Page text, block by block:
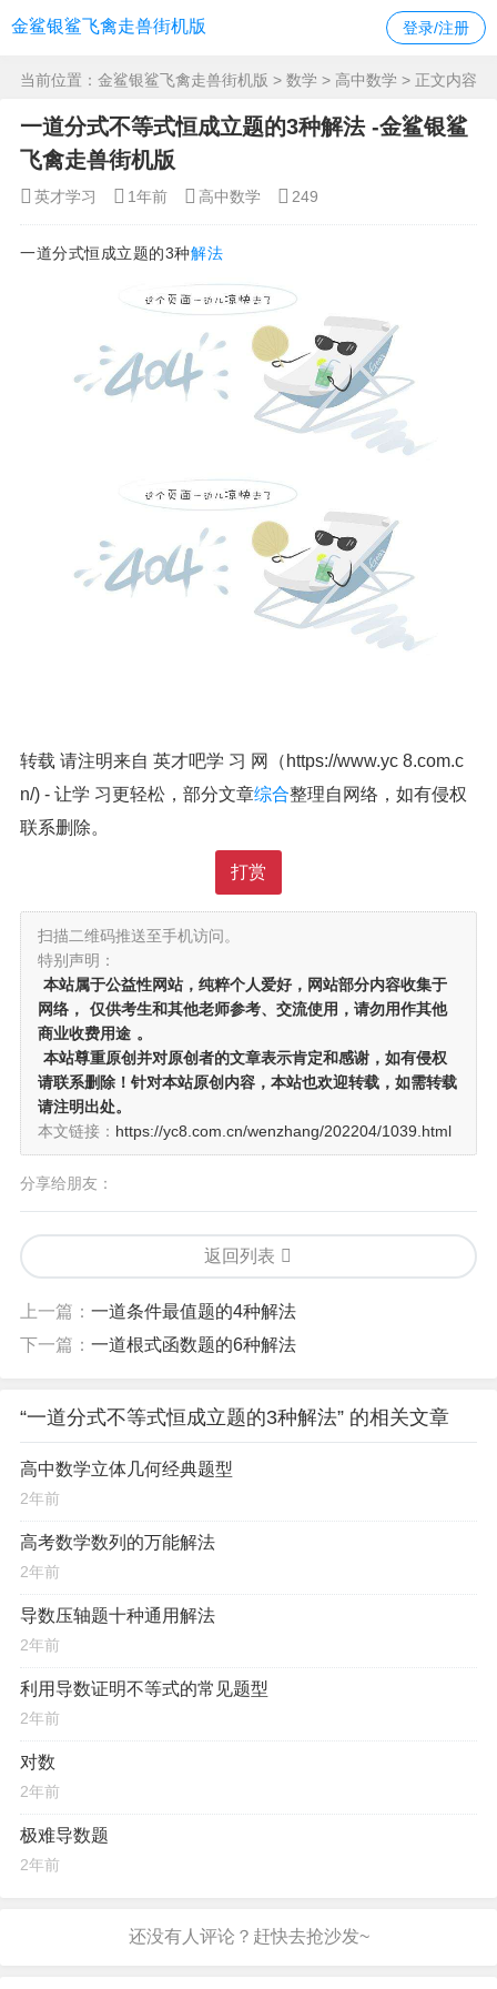
金鲨银鲨飞禽走兽街机版 登录/注册
当前位置： 金鲨银鲨飞禽走兽街机版 > 数学 > 高中数学 > 正文内容
一道分式不等式恒成立题的3种解法 -金鲨银鲨
飞禽走兽街机版
英才学习 1年前 高中数学 249
一道分式恒成立题的3种解法
转载 请注明来自 英才吧学 习 网（https://www.yc 8.com.c
n/) - 让学 习更轻松，部分文章综合整理自网络，如有侵权
联系删除。
打赏
扫描二维码推送至手机访问。
特别声明：
本站属于公益性网站，纯粹个人爱好，网站部分内容收集于
网络，
仅供考生和其他老师参考、交流使用，请勿用作其他
商业收费用途 。
本站尊重原创并对原创者的文章表示肯定和感谢，如有侵权
请联系删除！针对本站原创内容，本站也欢迎转载，如需转载
请注明出处。
本文链接： https://yc8.com.cn/wenzhang/202204/1039.html
分享给朋友：
返回列表
上一篇： 一道条件最值题的4种解法
下一篇： 一道根式函数题的6种解法
“一道分式不等式恒成立题的3种解法” 的相关文章
高中数学立体几何经典题型
2年前
高考数学数列的万能解法
2年前
导数压轴题十种通用解法
2年前
利用导数证明不等式的常见题型
2年前
对数
2年前
极难导数题
2年前